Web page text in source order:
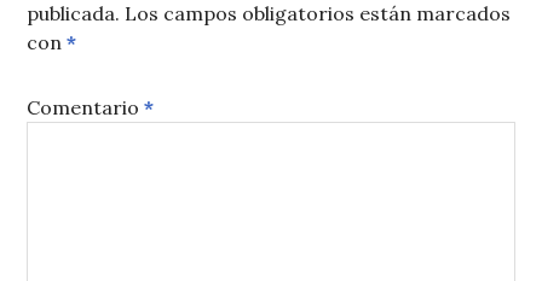
publicada. Los campos obligatorios están marcados
con*
Comentario*